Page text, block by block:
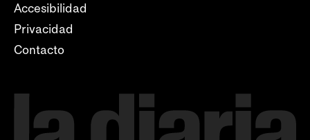
Accesibilidad
Privacidad
Contacto